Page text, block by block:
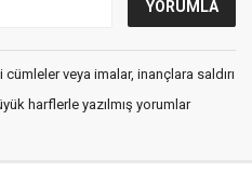
veya imalar, inançlara saldırı
harflerle yazılmış yorumlar